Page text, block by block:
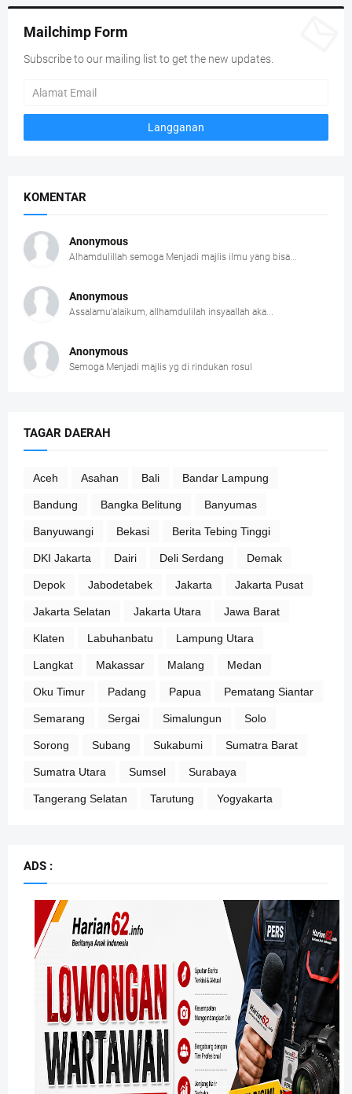
Mailchimp Form
Subscribe to our mailing list to get the new updates.
KOMENTAR
Anonymous
Alhamdulillah semoga Menjadi majlis ilmu yang bisa...
Anonymous
Assalamu'alaikum, allhamdulilah insyaallah aka...
Anonymous
Semoga Menjadi majlis yg di rindukan rosul
TAGAR DAERAH
Aceh Asahan Bali Bandar Lampung
Bandung Bangka Belitung Banyumas
Banyuwangi Bekasi Berita Tebing Tinggi
DKI Jakarta Dairi Deli Serdang Demak
Depok Jabodetabek Jakarta Jakarta Pusat
Jakarta Selatan Jakarta Utara Jawa Barat
Klaten Labuhanbatu Lampung Utara
Langkat Makassar Malang Medan
Oku Timur Padang Papua Pematang Siantar
Semarang Sergai Simalungun Solo
Sorong Subang Sukabumi Sumatra Barat
Sumatra Utara Sumsel Surabaya
Tangerang Selatan Tarutung Yogyakarta
ADS :